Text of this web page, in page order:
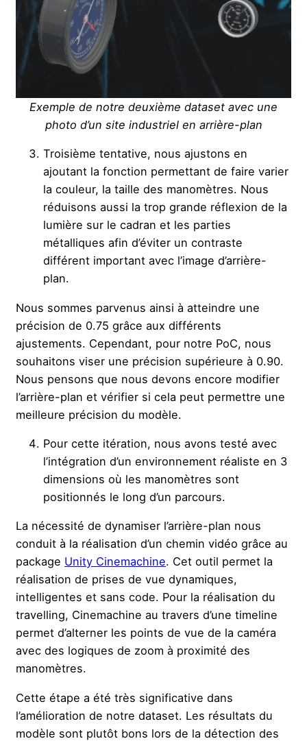
Exemple de notre deuxième dataset avec une
photo d’un site industriel en arrière-plan
Troisième tentative, nous ajustons en
ajoutant la fonction permettant de faire varier
la couleur, la taille des manomètres. Nous
réduisons aussi la trop grande réflexion de la
lumière sur le cadran et les parties
métalliques afin d’éviter un contraste
différent important avec l’image d’arrière-
plan.
Nous sommes parvenus ainsi à atteindre une
précision de 0.75 grâce aux différents
ajustements. Cependant, pour notre PoC, nous
souhaitons viser une précision supérieure à 0.90.
Nous pensons que nous devons encore modifier
l’arrière-plan et vérifier si cela peut permettre une
meilleure précision du modèle.
Pour cette itération, nous avons testé avec
l’intégration d’un environnement réaliste en 3
dimensions où les manomètres sont
positionnés le long d’un parcours.
La nécessité de dynamiser l’arrière-plan nous
conduit à la réalisation d’un chemin vidéo grâce au
package Unity Cinemachine. Cet outil permet la
réalisation de prises de vue dynamiques,
intelligentes et sans code. Pour la réalisation du
travelling, Cinemachine au travers d’une timeline
permet d’alterner les points de vue de la caméra
avec des logiques de zoom à proximité des
manomètres.
Cette étape a été très significative dans
l’amélioration de notre dataset. Les résultats du
modèle sont plutôt bons lors de la détection des